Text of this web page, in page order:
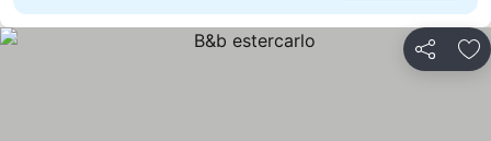
Partilhar